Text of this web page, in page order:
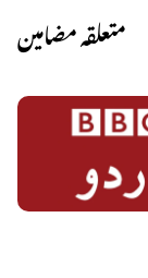
متعلقہ مضامین